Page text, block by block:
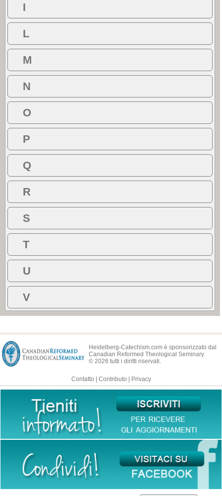
I
L
M
N
O
P
Q
R
S
T
U
V
Heidelberg-Catechism.com è sponsorizzato dal
Canadian Reformed Theological Seminary
© 2026 tutti i diritti riservati.
Contatto Contributo Privacy